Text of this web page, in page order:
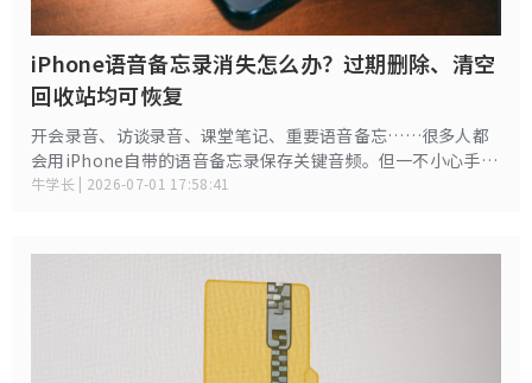
iPhone语音备忘录消失怎么办？过期删除、清空
回收站均可恢复
开会录音、访谈录音、课堂笔记、重要语音备忘……很多人都
会用iPhone自带的语音备忘录保存关键音频。但一不小心手滑
删除、清理存储空间误删、更新系统后录音消失，瞬间让人手
牛学长 | 2026-07-01 17:58:41